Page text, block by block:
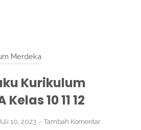
Merdeka
Kurikulum
10 11 12
10, 2023 Tambah Komentar